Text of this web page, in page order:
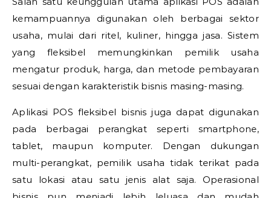
kemampuannya digunakan oleh berbagai sektor
usaha, mulai dari ritel, kuliner, hingga jasa. Sistem
yang fleksibel memungkinkan pemilik usaha
mengatur produk, harga, dan metode pembayaran
sesuai dengan karakteristik bisnis masing-masing.
Aplikasi POS fleksibel bisnis juga dapat digunakan
pada berbagai perangkat seperti smartphone,
tablet, maupun komputer. Dengan dukungan
multi-perangkat, pemilik usaha tidak terikat pada
satu lokasi atau satu jenis alat saja. Operasional